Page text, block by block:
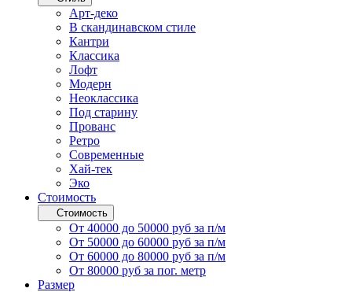
Арт-деко
В скандинавском стиле
Кантри
Классика
Лофт
Модерн
Неоклассика
Под старину
Прованс
Ретро
Современные
Хай-тек
Эко
Стоимость
Стоимость
От 40000 до 50000 руб за п/м
От 50000 до 60000 руб за п/м
От 60000 до 80000 руб за п/м
От 80000 руб за пог. метр
Размер